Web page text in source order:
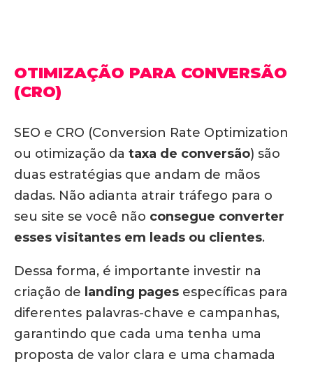
OTIMIZAÇÃO PARA CONVERSÃO
(CRO)
SEO e CRO (Conversion Rate Optimization
ou otimização da taxa de conversão) são
duas estratégias que andam de mãos
dadas. Não adianta atrair tráfego para o
seu site se você não consegue converter
esses visitantes em leads ou clientes.
Dessa forma, é importante investir na
criação de landing pages específicas para
diferentes palavras-chave e campanhas,
garantindo que cada uma tenha uma
proposta de valor clara e uma chamada